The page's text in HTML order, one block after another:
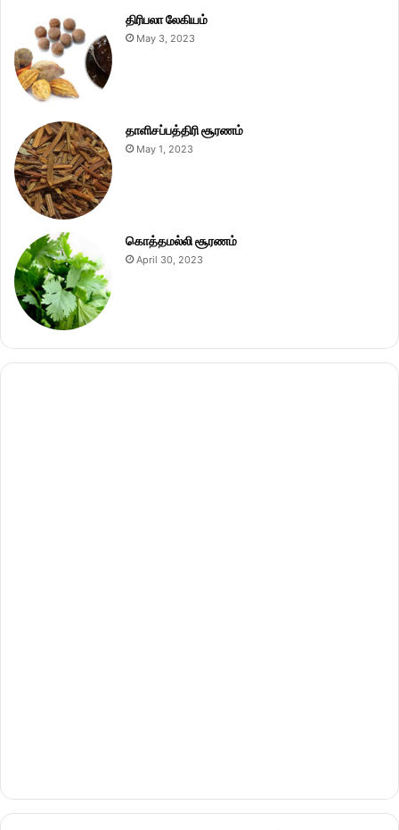
திரிபலா லேகியம்
May 3, 2023
தாளிசப்பத்திரி சூரணம்
May 1, 2023
கொத்தமல்லி சூரணம்
April 30, 2023